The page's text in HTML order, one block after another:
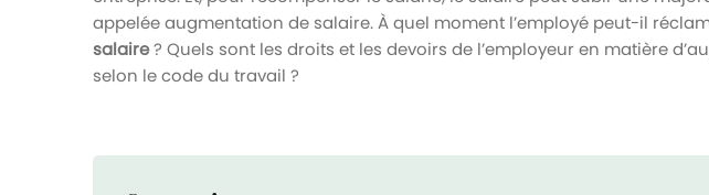
appelée augmentation de salaire. À quel moment l’employé peut-il
salaire? Quels sont les droits et les devoirs de l’employeur en matière
selon le code du travail ?